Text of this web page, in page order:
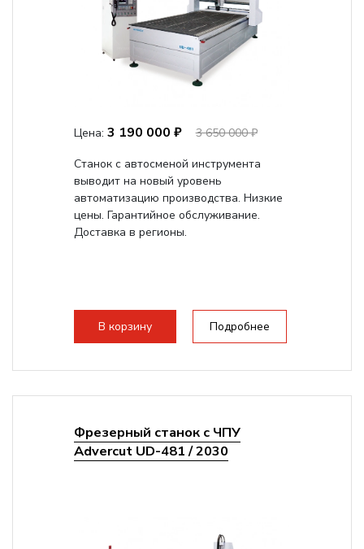
Цена: 3 190 000 ₽
3 650 000 ₽
Станок с автосменой инструмента
выводит на новый уровень
автоматизацию производства. Низкие
цены. Гарантийное обслуживание.
Доставка в регионы.
В корзину Подробнее
Фрезерный станок с ЧПУ
Advercut UD-481 / 2030